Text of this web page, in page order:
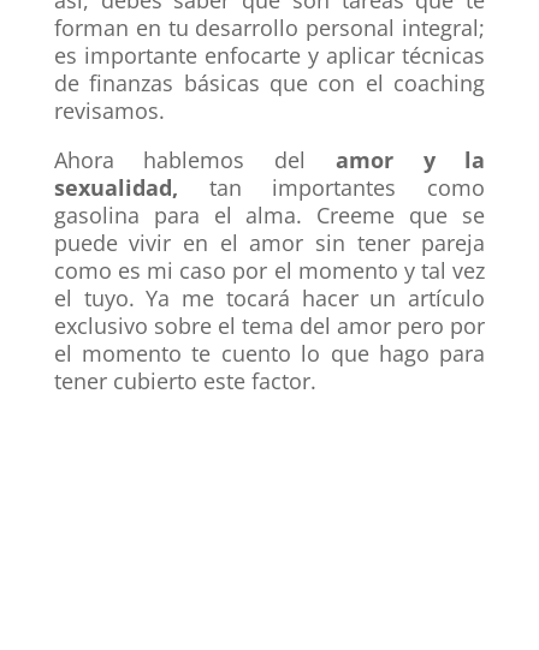
forman en tu desarrollo personal integral;
es importante enfocarte y aplicar técnicas
de finanzas básicas que con el coaching
revisamos.
Ahora hablemos del amor y la
sexualidad, tan importantes como
gasolina para el alma. Creeme que se
puede vivir en el amor sin tener pareja
como es mi caso por el momento y tal vez
el tuyo. Ya me tocará hacer un artículo
exclusivo sobre el tema del amor pero por
el momento te cuento lo que hago para
tener cubierto este factor.